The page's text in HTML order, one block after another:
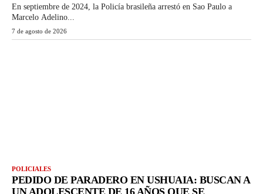
En septiembre de 2024, la Policía brasileña arrestó en Sao Paulo a
Marcelo Adelino...
7 de agosto de 2026
POLICIALES
PEDIDO DE PARADERO EN USHUAIA: BUSCAN A
UN ADOLESCENTE DE 16 AÑOS QUE SE